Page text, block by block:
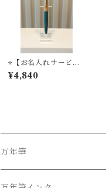
⭐️【お名入れサービ
ス】万年筆ビュッフ
ェ ’Pick Who？’ コ
¥4,840
万年筆